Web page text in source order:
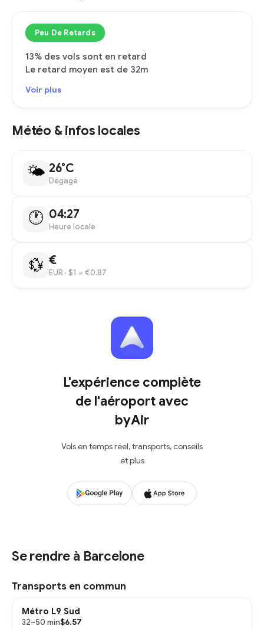
Peu De Retards
13% des vols sont en retard
Le retard moyen est de 32m
Voir plus
Météo & infos locales
🌤 26°C
Dégagé
🕐 04:27
Heure locale
💱 €
EUR · $1 = €0.87
L'expérience complète
de l'aéroport avec
byAir
Vols en temps réel, transports, conseils
et plus
Se rendre à Barcelone
Transports en commun
Métro L9 Sud
32–50 min$6.57